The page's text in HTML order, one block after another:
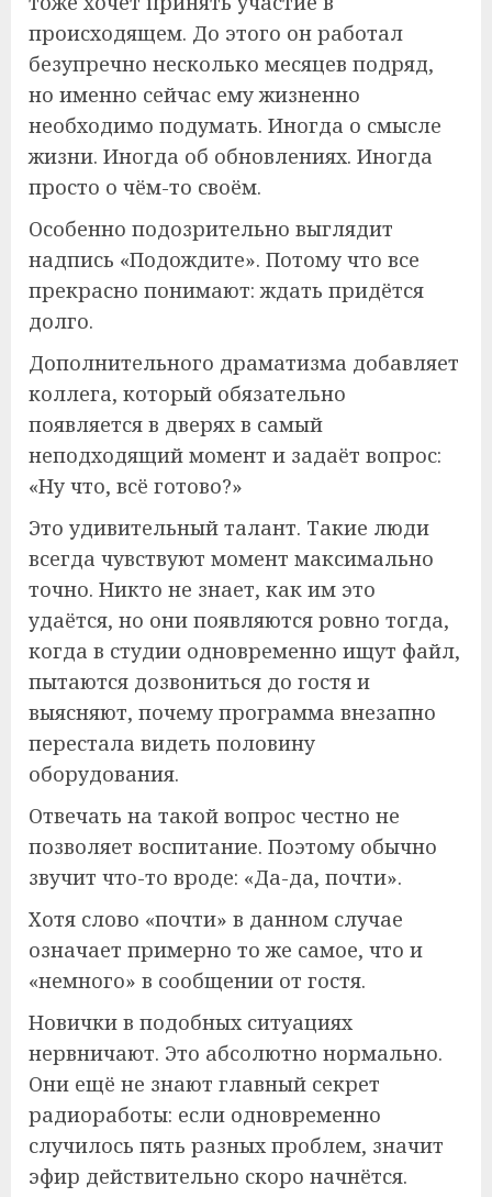
происходящем. До этого он работал
безупречно несколько месяцев подряд,
но именно сейчас ему жизненно
необходимо подумать. Иногда о смысле
жизни. Иногда об обновлениях. Иногда
просто о чём-то своём.
Особенно подозрительно выглядит
надпись «Подождите». Потому что все
прекрасно понимают: ждать придётся
долго.
Дополнительного драматизма добавляет
коллега, который обязательно
появляется в дверях в самый
неподходящий момент и задаёт вопрос:
«Ну что, всё готово?»
Это удивительный талант. Такие люди
всегда чувствуют момент максимально
точно. Никто не знает, как им это
удаётся, но они появляются ровно тогда,
когда в студии одновременно ищут файл,
пытаются дозвониться до гостя и
выясняют, почему программа внезапно
перестала видеть половину
оборудования.
Отвечать на такой вопрос честно не
позволяет воспитание. Поэтому обычно
звучит что-то вроде: «Да-да, почти».
Хотя слово «почти» в данном случае
означает примерно то же самое, что и
«немного» в сообщении от гостя.
Новички в подобных ситуациях
нервничают. Это абсолютно нормально.
Они ещё не знают главный секрет
радиоработы: если одновременно
случилось пять разных проблем, значит
эфир действительно скоро начнётся.